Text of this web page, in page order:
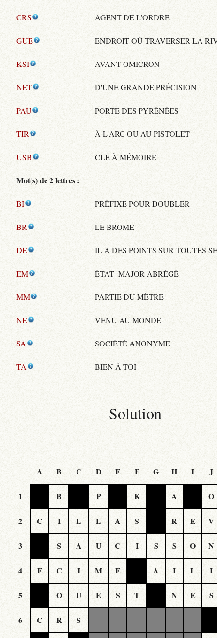
CRS AGENT DE L'ORDRE
GUE ENDROIT OÙ TRAVERSER LA
KSI AVANT OMICRON
NET D'UNE GRANDE PRÉCISION
PAU PORTE DES PYRÉNÉES
TIR À L'ARC OU AU PISTOLET
USB CLÉ À MÉMOIRE
Mot(s) de 2 lettres :
BI PRÉFIXE POUR DOUBLER
BR LE BROME
DE IL A DES POINTS SUR TOUTES
EM ÉTAT- MAJOR ABRÉGÉ
MM PARTIE DU MÈTRE
NE VENU AU MONDE
SA SOCIÉTÉ ANONYME
TA BIEN À TOI
Solution
A B C D E F G H I J
1 B P K A O
2 C I L L A S R E V
3 S A U C I S S O N
4 E C I M E A I L I
5 O U E S T N E S
6 C R S